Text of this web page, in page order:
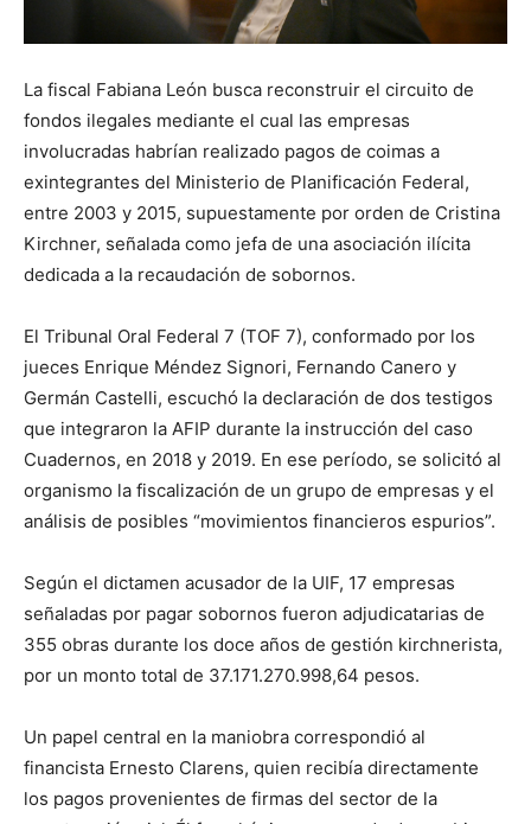
La fiscal Fabiana León busca reconstruir el circuito de
fondos ilegales mediante el cual las empresas
involucradas habrían realizado pagos de coimas a
exintegrantes del Ministerio de Planificación Federal,
entre 2003 y 2015, supuestamente por orden de Cristina
Kirchner, señalada como jefa de una asociación ilícita
dedicada a la recaudación de sobornos.
El Tribunal Oral Federal 7 (TOF 7), conformado por los
jueces Enrique Méndez Signori, Fernando Canero y
Germán Castelli, escuchó la declaración de dos testigos
que integraron la AFIP durante la instrucción del caso
Cuadernos, en 2018 y 2019. En ese período, se solicitó al
organismo la fiscalización de un grupo de empresas y el
análisis de posibles “movimientos financieros espurios”.
Según el dictamen acusador de la UIF, 17 empresas
señaladas por pagar sobornos fueron adjudicatarias de
355 obras durante los doce años de gestión kirchnerista,
por un monto total de 37.171.270.998,64 pesos.
Un papel central en la maniobra correspondió al
financista Ernesto Clarens, quien recibía directamente
los pagos provenientes de firmas del sector de la